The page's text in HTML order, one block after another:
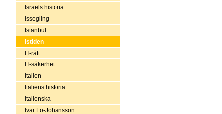
Israels historia
issegling
Istanbul
istiden
IT-rätt
IT-säkerhet
Italien
Italiens historia
italienska
Ivar Lo-Johansson